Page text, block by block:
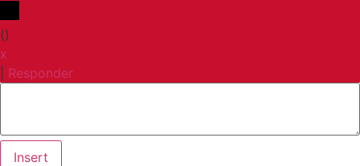
()
x
Responder
Insert